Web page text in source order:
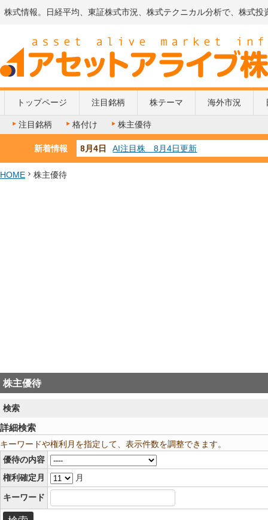
株式情報。日経平均、東証株式市況、株式テクニカル分析で、株式投
トップページ 注目銘柄 株テーマ 海外市況
注目銘柄 格付け 株主優待
新着情報 8月4日
AI注目株 8月4日更新
8月3日
人気業種注目株 8月3日更新
HOME 株主優待
株主優待
検索
詳細検索
キーワードや権利月を指定して、表示件数を調整できます。
優待の内容
権利確定月
月
キーワード